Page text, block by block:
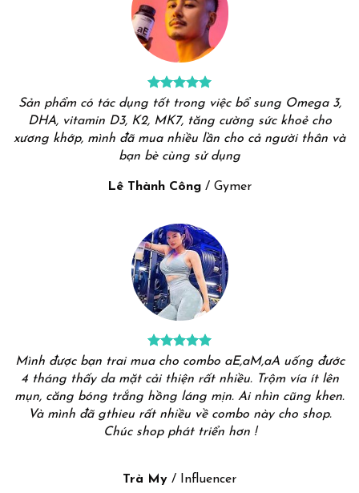
Sản phẩm có tác dụng tốt trong việc bổ sung Omega 3,
DHA, vitamin D3, K2, MK7, tăng cường sức khoẻ cho
xương khớp, mình đã mua nhiều lần cho cả người thân và
bạn bè cùng sử dụng
Lê Thành Công / Gymer
Mình được bạn trai mua cho combo aE,aM,aA uống đước
4 tháng thấy da mặt cải thiện rất nhiều. Trộm vía ít lên
mụn, căng bóng trắng hồng láng mịn. Ai nhìn cũng khen.
Và mình đã gthieu rất nhiều về combo này cho shop.
Chúc shop phát triển hơn !
Trà My / Influencer